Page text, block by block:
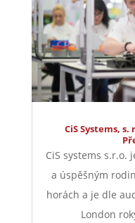
CiS Systems,
CiS systems
a úspěšným
horách a je dle
London